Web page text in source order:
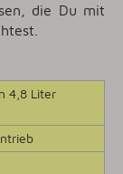
die Du mit
4,8 Liter